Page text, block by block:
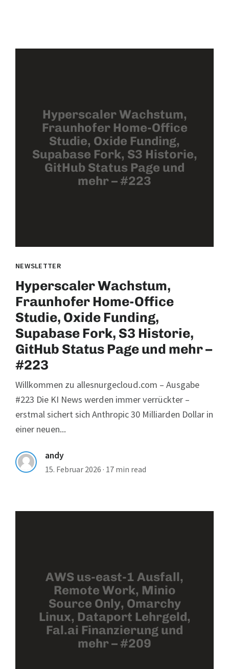
Hyperscaler Wachstum,
Fraunhofer Home-Office
Studie, Oxide Funding,
Supabase Fork, S3 Historie,
GitHub Status Page und
mehr – #223
NEWSLETTER
Hyperscaler Wachstum,
Fraunhofer Home-Office
Studie, Oxide Funding,
Supabase Fork, S3 Historie,
GitHub Status Page und mehr –
#223
Willkommen zu allesnurgecloud.com – Ausgabe
#223 Die KI News werden immer verrückter –
erstmal sichert sich Anthropic 30 Milliarden Dollar in
einer neuen...
andy
15. Februar 2026 · 17 min read
AWS us-east-1 Ausfall,
Remote Work, Minio
Source Only, Omarchy
Linux, Dataport Lehrgeld,
Fal.ai Finanzierung und
mehr – #209